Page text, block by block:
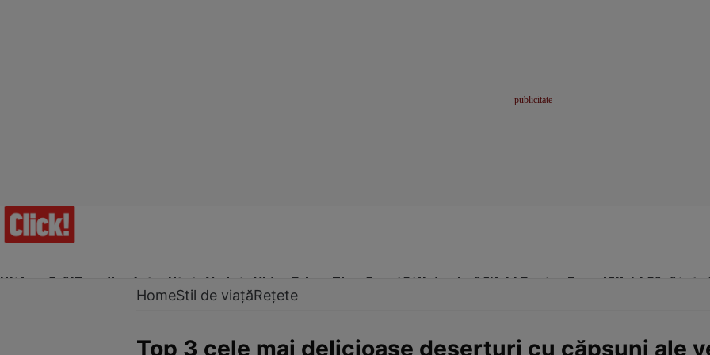
Ultima Oră!Trending Actualitate Vedete Video Prime Time SportStil de viațăClick! Pentru FemeiClick! Sănătate
HomeStil de viațăRețete
Top 3 cele mai delicioase deserturi cu căpșuni ale